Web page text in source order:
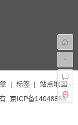
| 标签| 站点地图
京ICP备14048856